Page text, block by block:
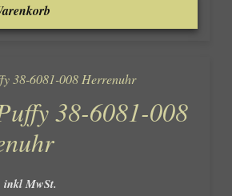
38-6081-008
inkl MwSt.